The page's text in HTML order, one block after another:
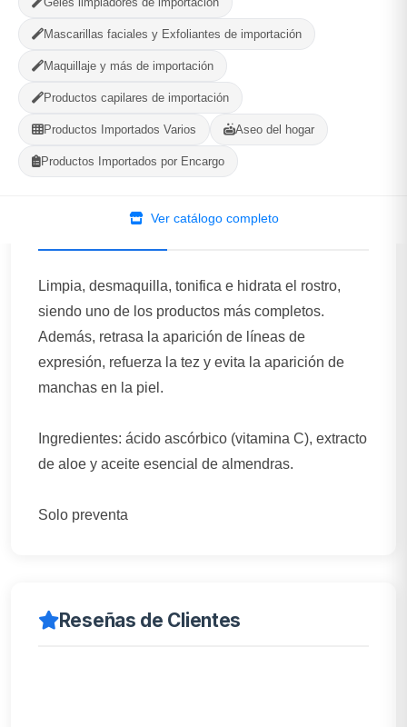
Mascarillas faciales y Exfoliantes de importación
Maquillaje y más de importación
Productos capilares de importación
Productos Importados Varios Aseo del hogar
Productos Importados por Encargo
Ver catálogo completo
580 --
CALIFICACIÓN
WhatsApp
Descripción
Limpia, desmaquilla, tonifica e hidrata el rostro,
siendo uno de los productos más completos.
Además, retrasa la aparición de líneas de
expresión, refuerza la tez y evita la aparición de
manchas en la piel.
Ingredientes: ácido ascórbico (vitamina C), extracto
de aloe y aceite esencial de almendras.
Solo preventa
Reseñas de Clientes